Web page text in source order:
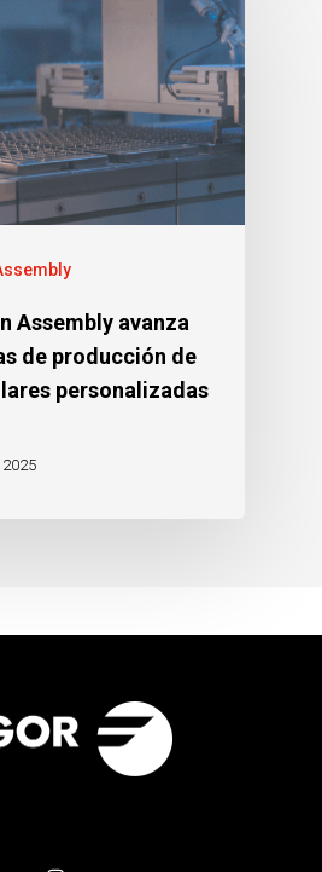
Assembly avanza
de producción de
personalizadas
2025